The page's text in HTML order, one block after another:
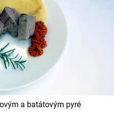
a batátovým pyré